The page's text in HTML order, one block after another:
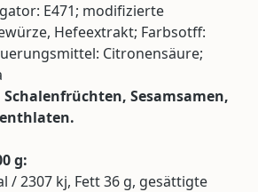
E471; modifizierte
Hefeextrakt; Farbsotff:
Citronensäure;
Sesamsamen,
g:
/ 2307 kj, Fett 36 g, gesättigte